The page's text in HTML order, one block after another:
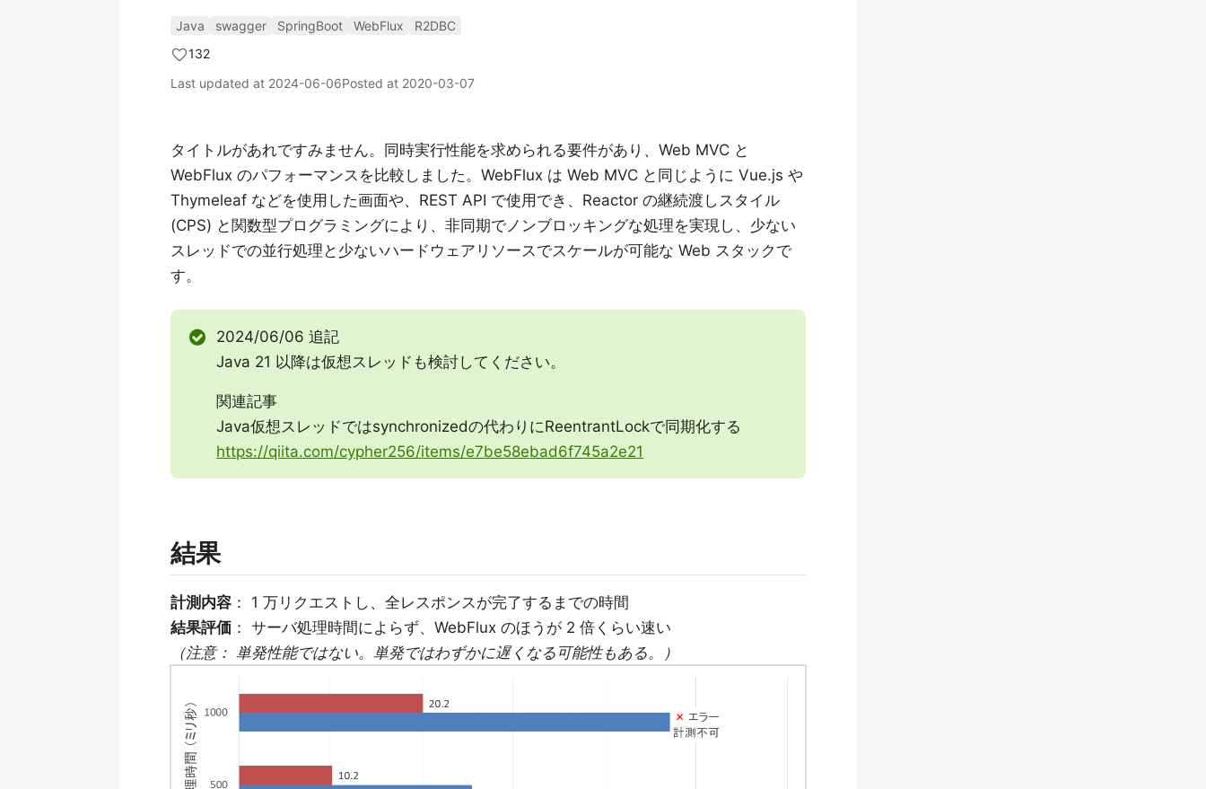
Java swagger SpringBoot WebFlux
R2DBC
132
Last updated at 2024-06-06Posted at 2020-03-07
タイトルがあれですみません。同時実行性能を求められる要件があり、Web MVC と
WebFlux のパフォーマンスを比較しました。WebFlux は Web MVC と同じように Vue.js や
Thymeleaf などを使用した画面や、REST API で使用でき、Reactor の継続渡しスタイル
(CPS) と関数型プログラミングにより、非同期でノンブロッキングな処理を実現し、少ない
スレッドでの並行処理と少ないハードウェアリソースでスケールが可能な Web スタックで
す。
2024/06/06 追記
Java 21 以降は仮想スレッドも検討してください。
関連記事
Java仮想スレッドではsynchronizedの代わりにReentrantLockで同期化する
https://qiita.com/cypher256/items/e7be58ebad6f745a2e21
結果
計測内容 ： 1 万リクエストし、全レスポンスが完了するまでの時間
結果評価 ： サーバ処理時間によらず、WebFlux のほうが 2 倍くらい速い
（注意： 単発性能ではない。単発ではわずかに遅くなる可能性もある。）